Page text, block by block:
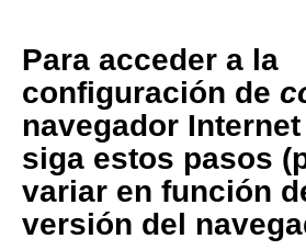
Para acceder a la
configuración de
navegador
siga estos pasos
variar en función
versión del